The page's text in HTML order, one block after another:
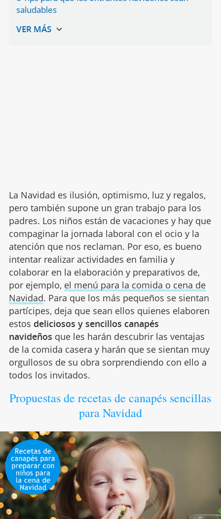
saludables
La Navidad es ilusión, optimismo, luz y regalos,
pero también supone un gran trabajo para los
padres. Los niños están de vacaciones y hay que
compaginar la jornada laboral con el ocio y la
atención que nos reclaman. Por eso, es bueno
intentar realizar actividades en familia y
colaborar en la elaboración y preparativos de,
por ejemplo, el menú para la comida o cena de
Navidad. Para que los más pequeños se sientan
partícipes, deja que sean ellos quienes elaboren
estos deliciosos y sencillos canapés
navideños que les harán descubrir las ventajas
de la comida casera y harán que se sientan muy
orgullosos de su obra sorprendiendo con ello a
todos los invitados.
Propuestas de recetas de canapés sencillas
para Navidad